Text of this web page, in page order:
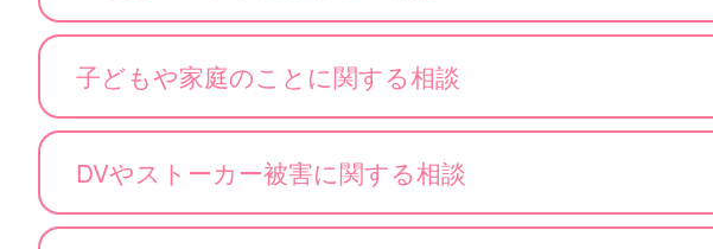
子どもや家庭のことに関する相談
DVやストーカー被害に関する相談